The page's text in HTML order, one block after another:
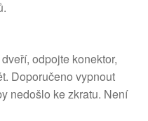
odpojte konektor,
Doporučeno vypnout
nedošlo ke zkratu. Není